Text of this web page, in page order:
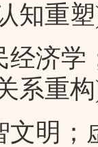
知重
济学
系重
明；